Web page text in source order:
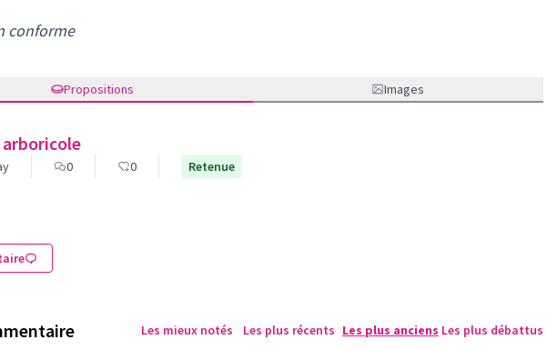
conforme
Propositions Images
0 0 Retenue
Les mieux notés Les plus récents Les plus anciens Les plus débattus